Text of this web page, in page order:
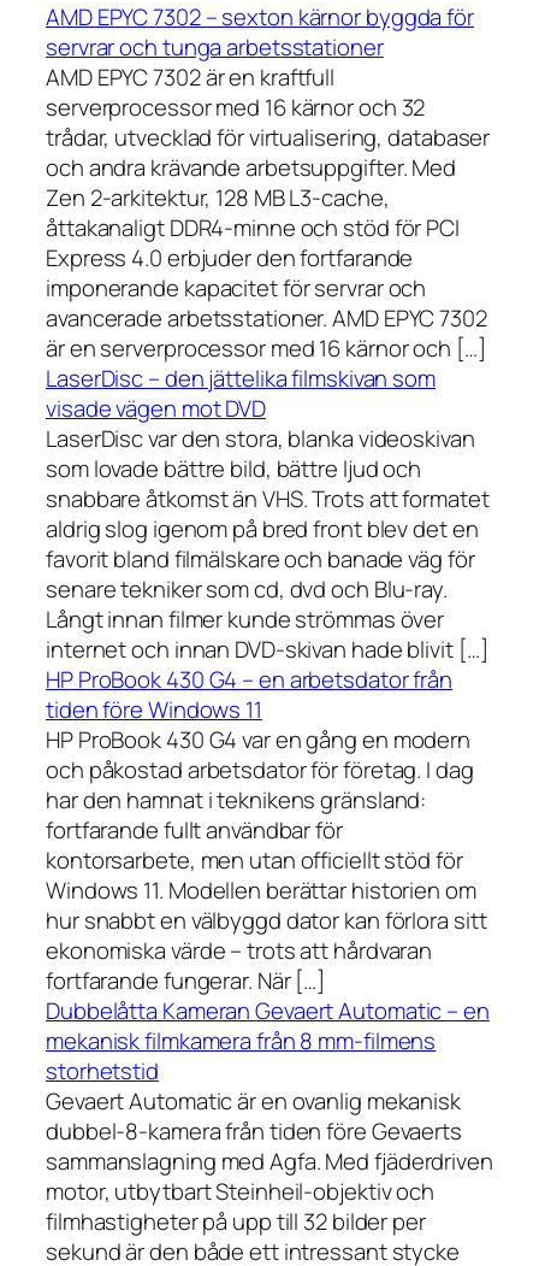
AMD EPYC 7302 – sexton kärnor byggda för
servrar och tunga arbetsstationer
AMD EPYC 7302 är en kraftfull
serverprocessor med 16 kärnor och 32
trådar, utvecklad för virtualisering, databaser
och andra krävande arbetsuppgifter. Med
Zen 2-arkitektur, 128 MB L3-cache,
åttakanaligt DDR4-minne och stöd för PCI
Express 4.0 erbjuder den fortfarande
imponerande kapacitet för servrar och
avancerade arbetsstationer. AMD EPYC 7302
är en serverprocessor med 16 kärnor och […]
LaserDisc – den jättelika filmskivan som
visade vägen mot DVD
LaserDisc var den stora, blanka videoskivan
som lovade bättre bild, bättre ljud och
snabbare åtkomst än VHS. Trots att formatet
aldrig slog igenom på bred front blev det en
favorit bland filmälskare och banade väg för
senare tekniker som cd, dvd och Blu-ray.
Långt innan filmer kunde strömmas över
internet och innan DVD-skivan hade blivit […]
HP ProBook 430 G4 – en arbetsdator från
tiden före Windows 11
HP ProBook 430 G4 var en gång en modern
och påkostad arbetsdator för företag. I dag
har den hamnat i teknikens gränsland:
fortfarande fullt användbar för
kontorsarbete, men utan officiellt stöd för
Windows 11. Modellen berättar historien om
hur snabbt en välbyggd dator kan förlora sitt
ekonomiska värde – trots att hårdvaran
fortfarande fungerar. När […]
Dubbelåtta Kameran Gevaert Automatic – en
mekanisk filmkamera från 8 mm-filmens
storhetstid
Gevaert Automatic är en ovanlig mekanisk
dubbel-8-kamera från tiden före Gevaerts
sammanslagning med Agfa. Med fjäderdriven
motor, utbytbart Steinheil-objektiv och
filmhastigheter på upp till 32 bilder per
sekund är den både ett intressant stycke